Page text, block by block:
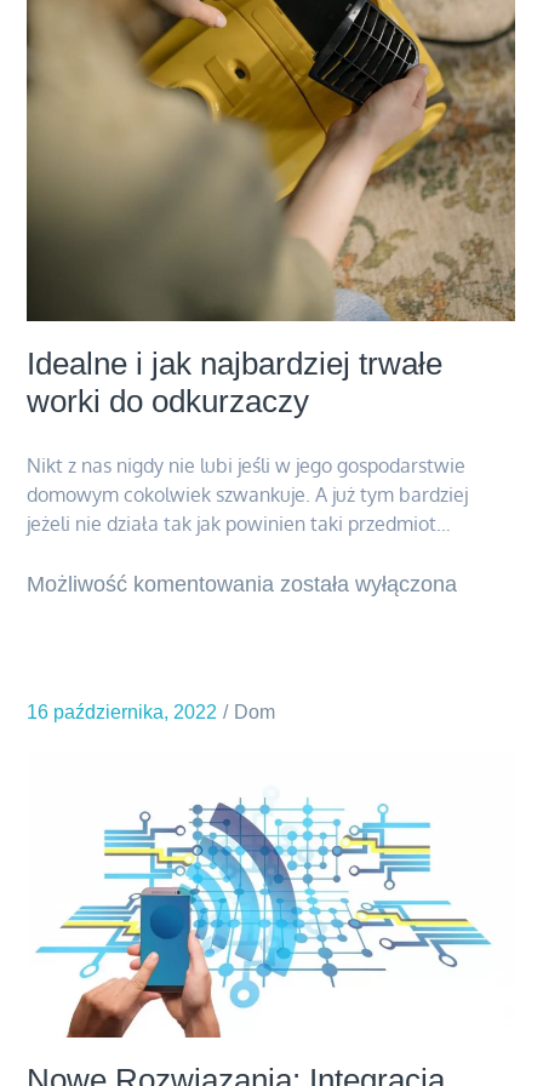
Idealne i jak najbardziej trwałe
worki do odkurzaczy
Nikt z nas nigdy nie lubi jeśli w jego gospodarstwie
domowym cokolwiek szwankuje. A już tym bardziej
jeżeli nie działa tak jak powinien taki przedmiot…
Możliwość komentowaniaIdealne
odkurzaczy
została wyłączona
16 października, 2022 Dom